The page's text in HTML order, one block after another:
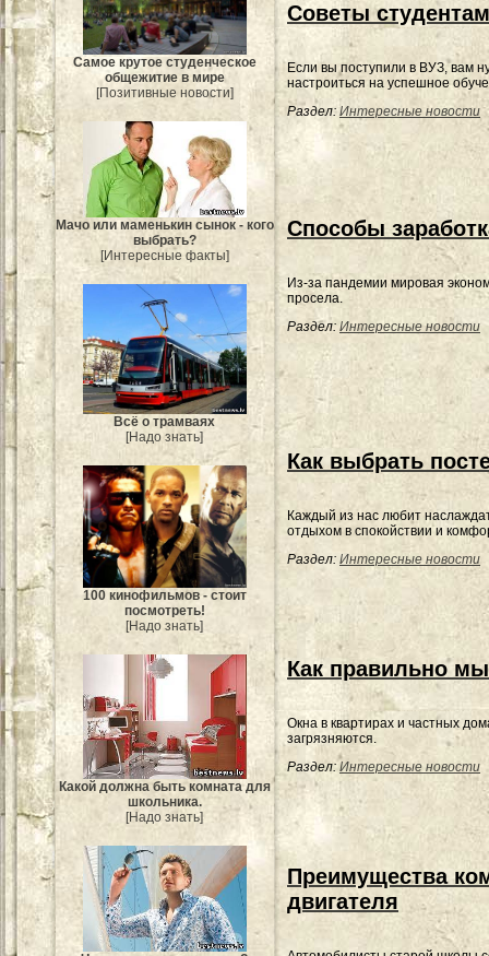
Самое крутое студенческое
общежитие в мире
[Позитивные новости]
Мачо или маменькин сынок - кого
выбрать?
[Интересные факты]
Всё о трамваях
[Надо знать]
100 кинофильмов - стоит
посмотреть!
[Надо знать]
Какой должна быть комната для
школьника.
[Надо знать]
Советы
Если вы поступили в ВУЗ, вам
настроиться на успешное
Раздел: Интересные новости
Способы
Из-за пандемии мировая
просела.
Раздел: Интересные новости
Как выбрать
Каждый из нас любит
отдыхом в спокойствии и
Раздел: Интересные новости
Как правильно
Окна в квартирах и частных
загрязняются.
Раздел: Интересные новости
Преимущества
двигателя